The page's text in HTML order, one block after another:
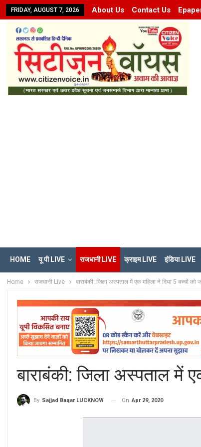
FRIDAY, AUGUST 7, 2026 About Us Contact Us
HOME यू पी LIVE राजधानी LIVE क्राइम LIVE इंडिया LIVE
Home राजधानी Live बाराबंकी: जिला अस्पताल में एक महिला ने दिया 5 बच्चों को
बाराबंकी: जिला अस्पताल में
By Sajjad Baqar LUCKNOW On Apr 29, 2020